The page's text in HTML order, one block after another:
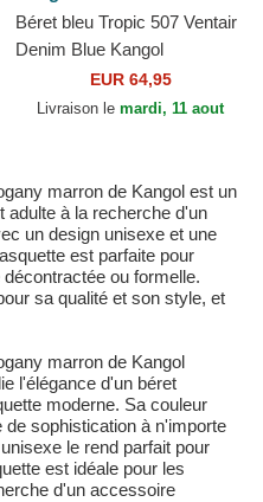
Béret bleu Tropic 507 Ventair
Denim Blue Kangol
EUR 64,95
Livraison le mardi, 11 aout
marron de Kangol est un
adulte à la recherche d'un
un design unisexe et une
est parfaite pour
ou formelle.
sa qualité et son style, et
marron de Kangol
l'élégance d'un béret
moderne. Sa couleur
sophistication à n'importe
le rend parfait pour
est idéale pour les
d'un accessoire